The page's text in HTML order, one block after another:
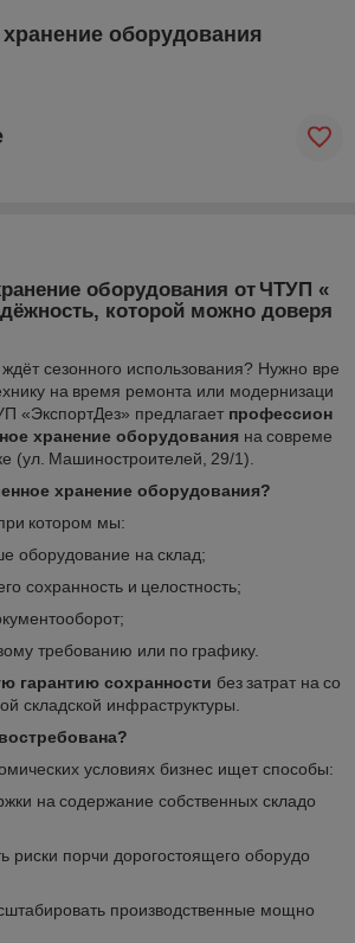
оборудования
оборудования от ЧТУП «
которой можно доверя
сезонного использования? Нужно вре
на время ремонта или модернизаци
«ЭкспортДез» предлагает профессион
хранение оборудования на совреме
(ул. Машиностроителей, 29/1).
хранение оборудования?
котором мы:
оборудование на склад;
сохранность и целостность;
требованию или по графику.
гарантию сохранности без затрат на со
складской инфраструктуры.
условиях бизнес ищет способы:
на содержание собственных складо
риски порчи дорогостоящего оборудо
производственные мощно